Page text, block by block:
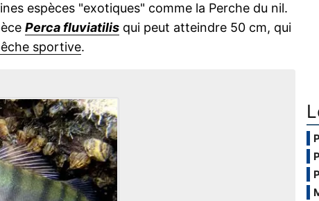
espèces "exotiques" comme la Perche du nil.
Perca fluviatilis qui peut atteindre 50 cm, qui
sportive.